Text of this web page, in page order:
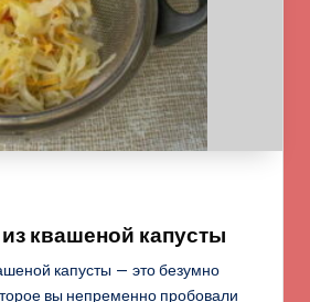
квашеной капусты
капусты — это безумно
вы непременно пробовали